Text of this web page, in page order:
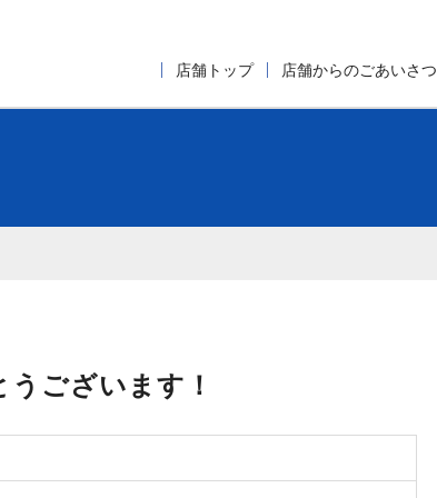
店舗トップ 店舗からのごあいさつ
ございます！